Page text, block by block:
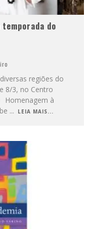
temporada do
regiões do
8/3, no Centro
Homenagem à
... LEIA MAIS...